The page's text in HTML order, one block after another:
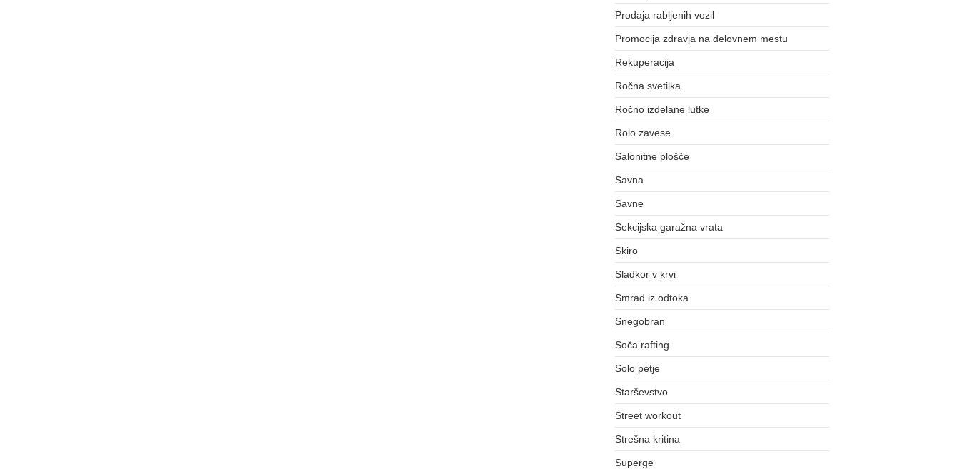
Prodaja rabljenih vozil
Promocija zdravja na delovnem mestu
Rekuperacija
Ročna svetilka
Ročno izdelane lutke
Rolo zavese
Salonitne plošče
Savna
Savne
Sekcijska garažna vrata
Skiro
Sladkor v krvi
Smrad iz odtoka
Snegobran
Soča rafting
Solo petje
Starševstvo
Street workout
Strešna kritina
Superge